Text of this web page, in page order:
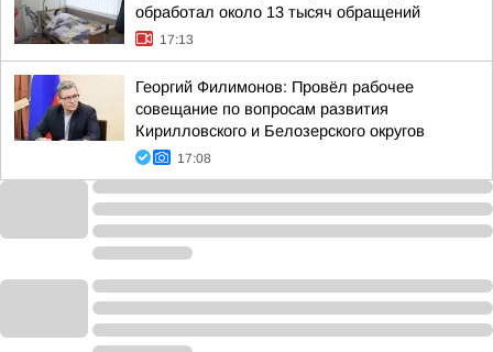
обработал около 13 тысяч обращений
17:13
Георгий Филимонов: Провёл рабочее
совещание по вопросам развития
Кирилловского и Белозерского округов
17:08